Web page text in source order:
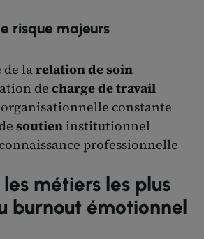
risque majeurs
larelation de soin
de charge de travail
constante
soutieninstitutionnel
professionnelle
métiers les plus
burnout émotionnel